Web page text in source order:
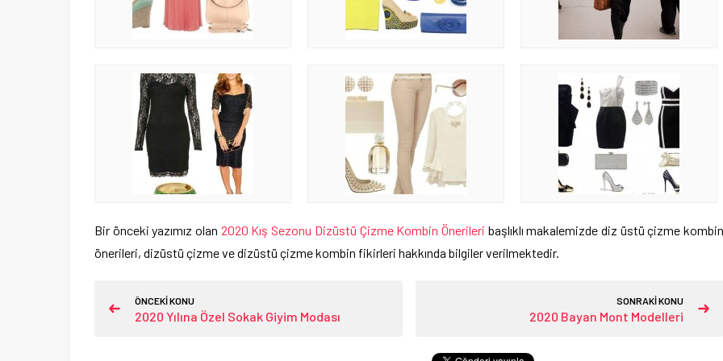
Bir önceki yazımız olan 2020 Kış Sezonu Dizüstü Çizme Kombin Önerileri başlıklı makalemizde diz üstü çizme kombin
önerileri, dizüstü çizme ve dizüstü çizme kombin fikirleri hakkında bilgiler verilmektedir.
ÖNCEKİ KONU
2020 Yılına Özel Sokak Giyim Modası
SONRAKİ KONU
2020 Bayan Mont Modelleri